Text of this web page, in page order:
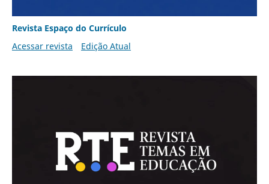
Revista Espaço do Currículo
Acessar revista
Edição Atual